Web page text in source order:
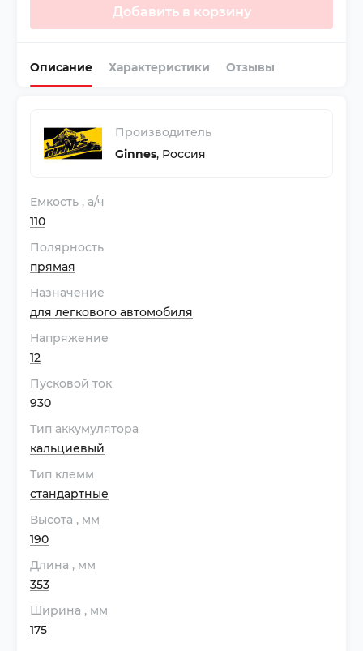
Добавить в корзину
Описание Характеристики Отзывы
Производитель
Ginnes, Россия
Емкость , а/ч
110
Полярность
прямая
Назначение
для легкового автомобиля
Напряжение
12
Пусковой ток
930
Тип аккумулятора
кальциевый
Тип клемм
стандартные
Высота , мм
190
Длина , мм
353
Ширина , мм
175